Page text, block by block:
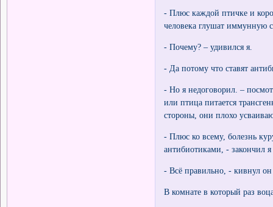
- Плюс каждой птичке и
человека глушат иммунную
- Почему? – удивился я.
- Да потому что ставят
- Но я недоговорил. –
или птица питается
стороны, они плохо
- Плюс ко всему, болезнь
антибиотиками, - закончил
- Всё правильно, - кивнул
В комнате в который раз